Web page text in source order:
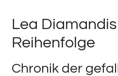
Lea
Reihenfolge
Chronik der